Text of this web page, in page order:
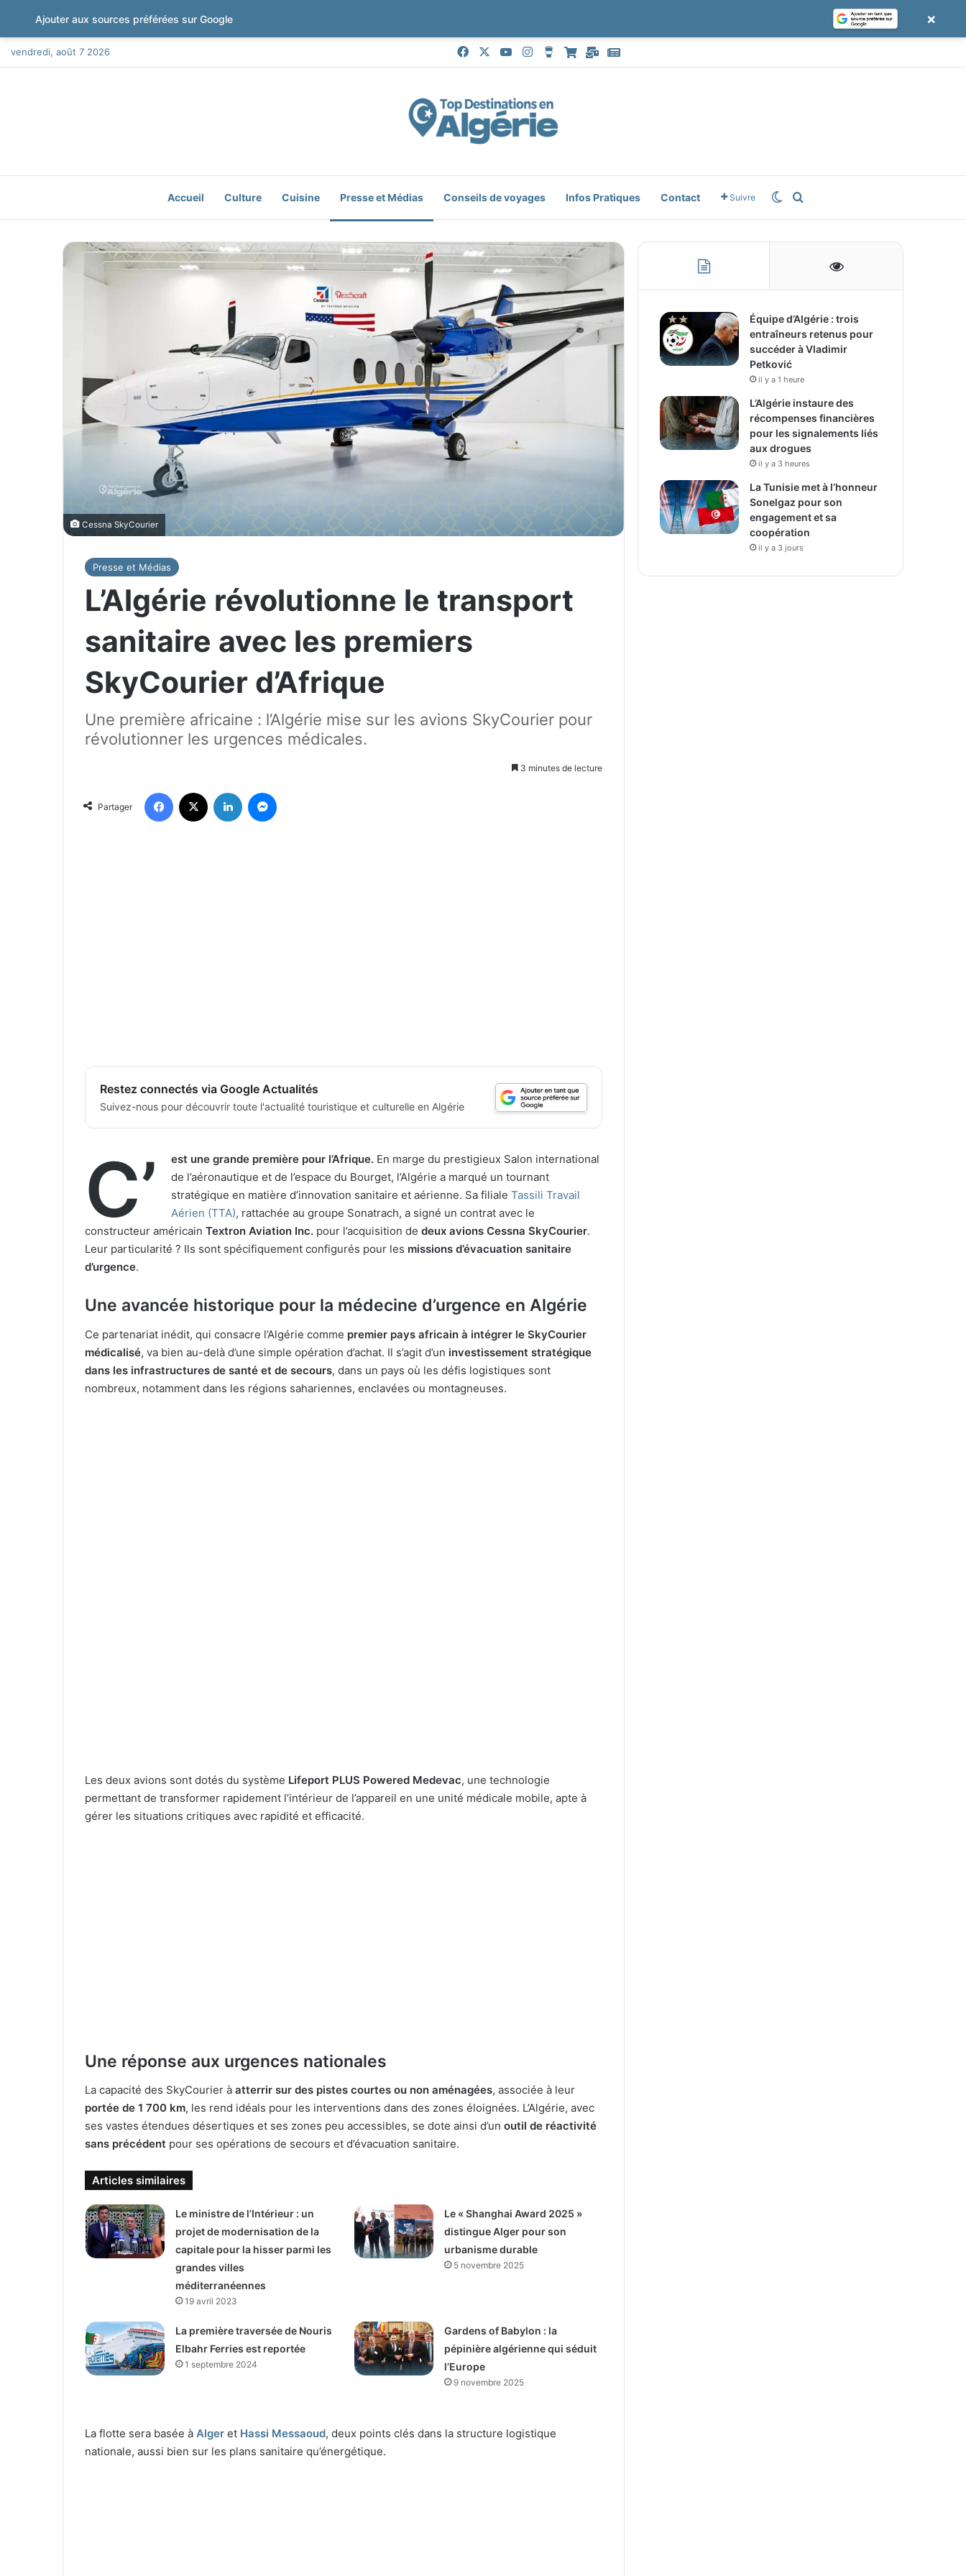
vendredi, août 7 2026 FacebookYouTubeInstagramBuy Me a Coffee
Boutique
MailGoogle News
Accueil Culture Cuisine Presse et Médias Conseils de voyages Infos Pratiques Contact Suivre Switch skin
Cessna SkyCourier
Presse et Médias
L’Algérie révolutionne le transport
sanitaire avec les premiers
SkyCourier d’Afrique
Une première africaine : l’Algérie mise sur les avions SkyCourier pour
révolutionner les urgences médicales.
3 minutes de lecture
Partager
Restez connectés via Google Actualités
Suivez-nous pour découvrir toute l'actualité touristique et culturelle en Algérie
C’ est une grande première pour l’Afrique. En marge du prestigieux Salon international
de l’aéronautique et de l’espace du Bourget, l’Algérie a marqué un tournant
stratégique en matière d’innovation sanitaire et aérienne. Sa filiale Tassili Travail
Aérien (TTA), rattachée au groupe Sonatrach, a signé un contrat avec le
constructeur américain Textron Aviation Inc. pour l’acquisition de deux avions Cessna SkyCourier.
Leur particularité ? Ils sont spécifiquement configurés pour les missions d’évacuation sanitaire
d’urgence.
Une avancée historique pour la médecine d’urgence en Algérie
Ce partenariat inédit, qui consacre l’Algérie comme premier pays africain à intégrer le SkyCourier
médicalisé, va bien au-delà d’une simple opération d’achat. Il s’agit d’un investissement stratégique
dans les infrastructures de santé et de secours, dans un pays où les défis logistiques sont
nombreux, notamment dans les régions sahariennes, enclavées ou montagneuses.
Les deux avions sont dotés du système Lifeport PLUS Powered Medevac, une technologie
permettant de transformer rapidement l’intérieur de l’appareil en une unité médicale mobile, apte à
gérer les situations critiques avec rapidité et efficacité.
Une réponse aux urgences nationales
La capacité des SkyCourier à atterrir sur des pistes courtes ou non aménagées, associée à leur
portée de 1 700 km, les rend idéals pour les interventions dans des zones éloignées. L’Algérie, avec
ses vastes étendues désertiques et ses zones peu accessibles, se dote ainsi d’un outil de réactivité
sans précédent pour ses opérations de secours et d’évacuation sanitaire.
Articles similaires
Le ministre de l’Intérieur : un
projet de modernisation de la
capitale pour la hisser parmi les
grandes villes
méditerranéennes
19 avril 2023
Le « Shanghai Award 2025 »
distingue Alger pour son
urbanisme durable
5 novembre 2025
La première traversée de Nouris
Elbahr Ferries est reportée
1 septembre 2024
Gardens of Babylon : la
pépinière algérienne qui séduit
l’Europe
9 novembre 2025
La flotte sera basée à Alger et Hassi Messaoud, deux points clés dans la structure logistique
nationale, aussi bien sur les plans sanitaire qu’énergétique.
Équipe d’Algérie : trois
entraîneurs retenus pour
succéder à Vladimir
Petković
il y a 1 heure
L’Algérie instaure des
récompenses financières
pour les signalements liés
aux drogues
il y a 3 heures
La Tunisie met à l’honneur
Sonelgaz pour son
engagement et sa
coopération
il y a 3 jours
Ajouter aux sources préférées sur Google ×